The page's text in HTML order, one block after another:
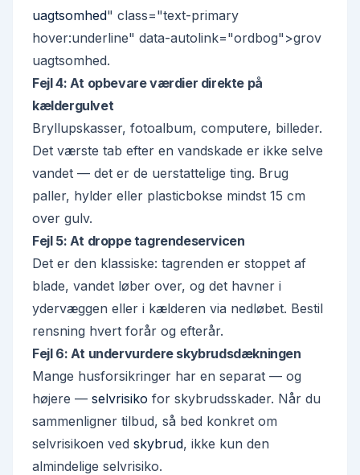
uagtsomhed" class="text-primary
hover:underline" data-autolink="ordbog">grov
uagtsomhed.
Fejl 4: At opbevare værdier direkte på
kældergulvet
Bryllupskasser, fotoalbum, computere, billeder.
Det værste tab efter en vandskade er ikke selve
vandet — det er de uerstattelige ting. Brug
paller, hylder eller plasticbokse mindst 15 cm
over gulv.
Fejl 5: At droppe tagrendeservicen
Det er den klassiske: tagrenden er stoppet af
blade, vandet løber over, og det havner i
ydervæggen eller i kælderen via nedløbet. Bestil
rensning hvert forår og efterår.
Fejl 6: At undervurdere skybrudsdækningen
Mange husforsikringer har en separat — og
højere — selvrisiko for skybrudsskader. Når du
sammenligner tilbud, så bed konkret om
selvrisikoen ved skybrud, ikke kun den
almindelige selvrisiko.